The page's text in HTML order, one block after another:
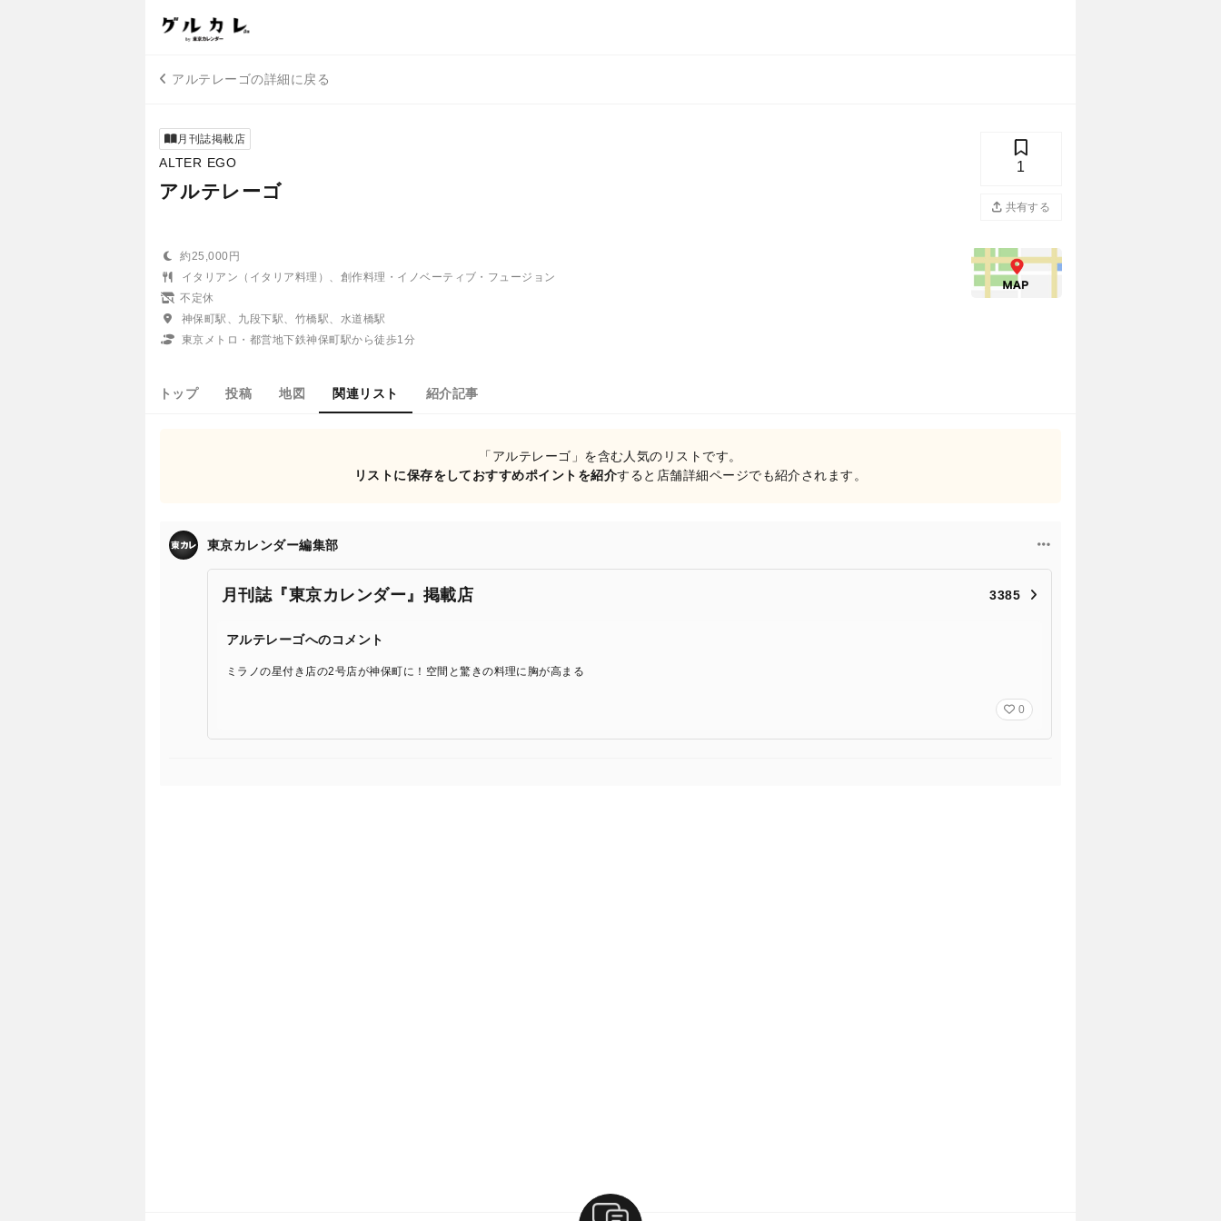
アルテレーゴの詳細に戻る
月刊誌掲載店
ALTER EGO
アルテレーゴ
1
共有する
約25,000円
イタリアン（イタリア料理）、創作料理・イノベーティブ・フュージョン
不定休
神保町駅、九段下駅、竹橋駅、水道橋駅
東京メトロ・都営地下鉄神保町駅から徒歩1分
トップ 投稿 地図 関連リスト 紹介記事
「アルテレーゴ」を含む人気のリストです。
リストに保存をしておすすめポイントを紹介すると店舗詳細ページでも紹介されます。
東京カレンダー編集部
月刊誌『東京カレンダー』掲載店 3385
アルテレーゴへのコメント
ミラノの星付き店の2号店が神保町に！空間と驚きの料理に胸が高まる
0